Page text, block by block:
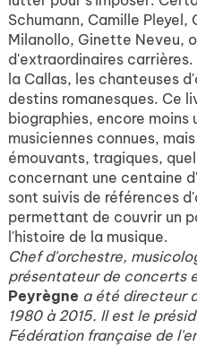
Schumann, Camille Pleyel,
Milanollo, Ginette Neveu,
d'extraordinaires
la Callas, les chanteuses
destins romanesques. Ce
biographies, encore
musiciennes connues,
émouvants, tragiques,
concernant une centaine
sont suivis de références
permettant de couvrir un
l'histoire de la musique.
Chef d'orchestre,
présentateur de concerts
Peyrègne a été directeur
1980 à 2015. Il est le
Fédération française de